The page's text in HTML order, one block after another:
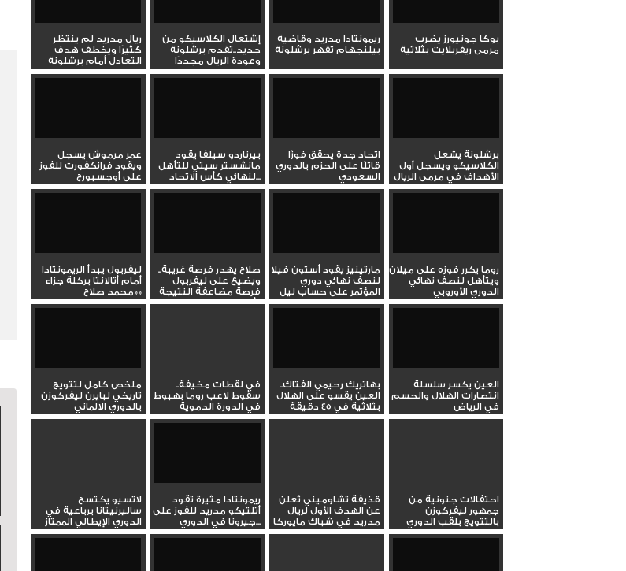
بوكا جونيورز يضرب
مرمى ريفربلايت بثلاثية
ريمونتادا مدريد وقاضية
بيلنجهام تقهر برشلونة
إشتعال الكلاسيكو من
جديد..تقدم برشلونة
وعودة الريال مجددًا
ريال مدريد لم ينتظر
كثيرًا ويخطف هدف
التعادل أمام برشلونة
برشلونة يشعل
الكلاسيكو ويسجل أول
الأهداف في مرمى الريال
اتحاد جدة يحقق فوزًا
قاتلًا على الحزم بالدوري
السعودي
بيرناردو سيلفا يقود
مانشستر سيتي للتأهل
لنهائي كأس الاتحاد...
عمر مرموش يسجل
ويقود فرانكفورت للفوز
على أوجسبورج
روما يكرر فوزه على ميلان
ويتأهل لنصف نهائي
الدوري الأوروبي
مارتينيز يقود أستون فيلا
لنصف نهائي دوري
المؤتمر على حساب ليل
صلاح يهدر فرصة غريبة..
ويضيع على ليفربول
فرصة مضاعفة النتيجة
أمام...
ليفربول يبدأ الريمونتادا
أمام أتالانتا بركلة جزاء
«محمد صلاح»
العين يكسر سلسلة
انتصارات الهلال والحسم
في الرياض
بهاتريك رحيمي الفتاك..
العين يقسو على الهلال
بثلاثية في 45 دقيقة
في لقطات مخيفة..
سقوط لاعب روما بهبوط
في الدورة الدموية
والغاء...
ملخص كامل لتتويج
تاريخي لبايرن ليفركوزن
بالدوري الالماني
احتفالات جنونية من
جمهور ليفركوزن
بالتتويج بلقب الدوري
الالماني
قذيفة تشاوميني تُعلن
عن الهدف الأول لريال
مدريد في شباك مايوركا
ريمونتادا مثيرة تقود
أتلتيكو مدريد للفوز على
جيرونا في الدوري...
لاتسيو يكتسح
ساليرنيتانا برباعية في
الدوري الإيطالي الممتاز